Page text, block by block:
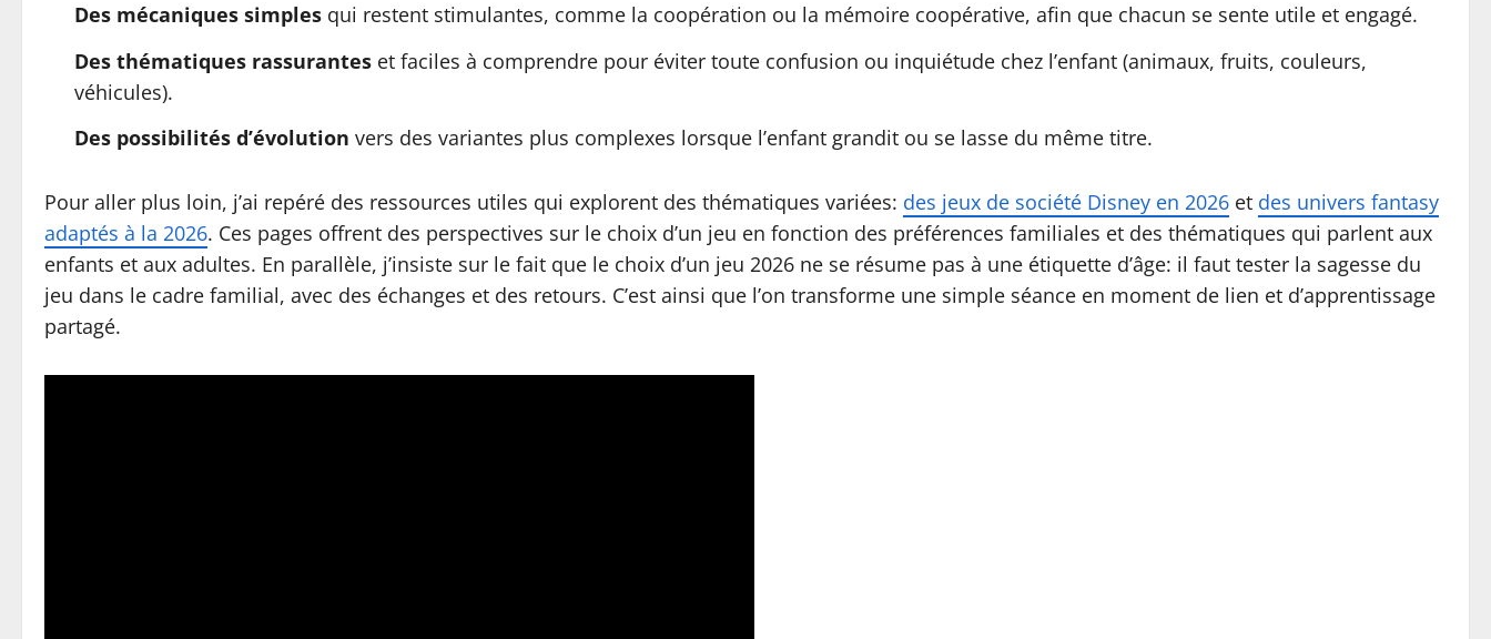
Des mécaniques simples qui restent stimulantes, comme la coopération ou la mémoire coopérative, afin que chacun se sente utile et engagé.
Des thématiques rassurantes et faciles à comprendre pour éviter toute confusion ou inquiétude chez l’enfant (animaux, fruits, couleurs,
véhicules).
Des possibilités d’évolution vers des variantes plus complexes lorsque l’enfant grandit ou se lasse du même titre.
Pour aller plus loin, j’ai repéré des ressources utiles qui explorent des thématiques variées: des jeux de société Disney en 2026 et des univers fantasy
adaptés à la 2026. Ces pages offrent des perspectives sur le choix d’un jeu en fonction des préférences familiales et des thématiques qui parlent aux
enfants et aux adultes. En parallèle, j’insiste sur le fait que le choix d’un jeu 2026 ne se résume pas à une étiquette d’âge: il faut tester la sagesse du
jeu dans le cadre familial, avec des échanges et des retours. C’est ainsi que l’on transforme une simple séance en moment de lien et d’apprentissage
partagé.